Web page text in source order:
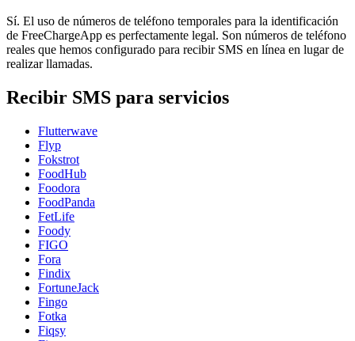
Sí. El uso de números de teléfono temporales para la identificación
de FreeChargeApp es perfectamente legal. Son números de teléfono
reales que hemos configurado para recibir SMS en línea en lugar de
realizar llamadas.
Recibir SMS para servicios
Flutterwave
Flyp
Fokstrot
FoodHub
Foodora
FoodPanda
FetLife
Foody
FIGO
Fora
Findix
FortuneJack
Fingo
Fotka
Fiqsy